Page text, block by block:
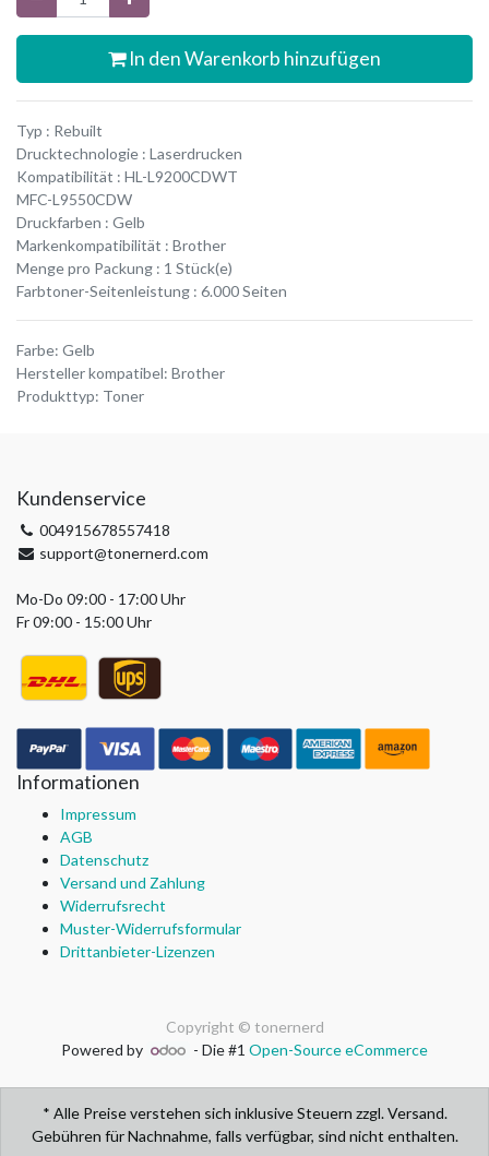
In den Warenkorb hinzufügen
Typ : Rebuilt
Drucktechnologie : Laserdrucken
Kompatibilität : HL-L9200CDWT
MFC-L9550CDW
Druckfarben : Gelb
Markenkompatibilität : Brother
Menge pro Packung : 1 Stück(e)
Farbtoner-Seitenleistung : 6.000 Seiten
Farbe: Gelb
Hersteller kompatibel: Brother
Produkttyp: Toner
Kundenservice
004915678557418
support@tonernerd.com
Mo-Do 09:00 - 17:00 Uhr
Fr 09:00 - 15:00 Uhr
Informationen
Impressum
AGB
Datenschutz
Versand und Zahlung
Widerrufsrecht
Muster-Widerrufsformular
Drittanbieter-Lizenzen
Copyright © tonernerd
Powered by
- Die #1Open-Source eCommerce
* Alle Preise verstehen sich inklusive Steuern zzgl. Versand.
Gebühren für Nachnahme, falls verfügbar, sind nicht enthalten.